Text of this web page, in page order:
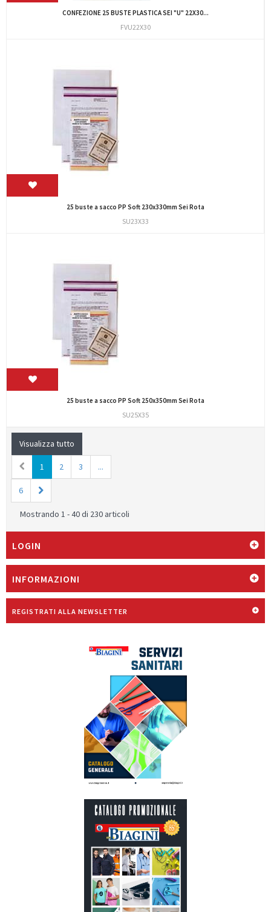
CONFEZIONE 25 BUSTE PLASTICA SEI "U" 22X30...
FVU22X30
25 buste a sacco PP Soft 230x330mm Sei Rota
SU23X33
25 buste a sacco PP Soft 250x350mm Sei Rota
SU25X35
Visualizza tutto
1 2 3 ...
6
Mostrando 1 - 40 di 230 articoli
LOGIN
INFORMAZIONI
REGISTRATI ALLA NEWSLETTER